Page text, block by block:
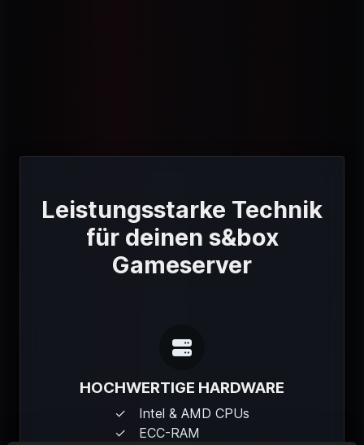
Leistungsstarke Technik
für deinen s&box
Gameserver
HOCHWERTIGE HARDWARE
Intel & AMD CPUs
ECC-RAM